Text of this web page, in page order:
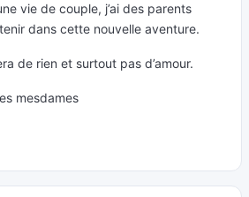
vie de couple, j’ai des parents
dans cette nouvelle aventure.
de rien et surtout pas d’amour.
mesdames